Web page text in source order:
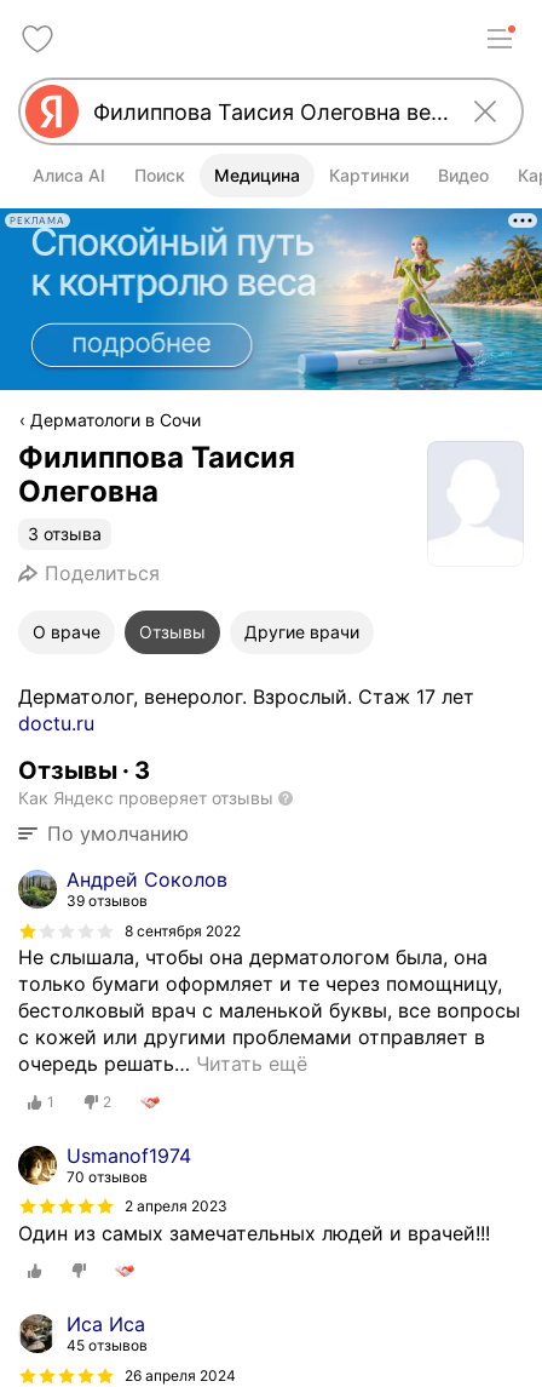
Алиса AI Поиск Медицина Картинки Видео
РЕКЛАМА
Дерматологи в Сочи
Филиппова Таисия
Олеговна
3 отзыва
Поделиться
О враче Отзывы Другие врачи
Дерматолог, венеролог. Взрослый. Стаж 17 лет
doctu.ru
Отзывы · 3
Как Яндекс проверяет отзывы
По умолчанию
Андрей Соколов
39 отзывов
8 сентября 2022
Не слышала, чтобы она дерматологом была, она
только бумаги оформляет и те через помощницу,
бестолковый врач с маленькой буквы, все вопросы
с кожей или другими проблемами отправляет в
очередь решать… Читать ещё
1 2
Usmanof1974
70 отзывов
2 апреля 2023
Один из самых замечательных людей и врачей!!!
Иса Иса
45 отзывов
26 апреля 2024